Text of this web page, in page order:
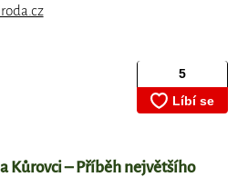
Kůrovci – Příběh největšího